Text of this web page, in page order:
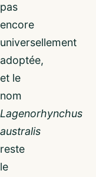
pas
encore
universellement
adoptée,
et le
nom
Lagenorhynchus
australis
reste
le